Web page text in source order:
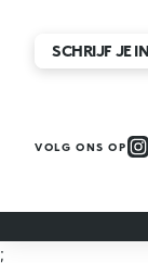
SCHRIJF JE IN
VOLG ONS OP
;